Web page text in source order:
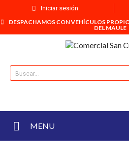
Iniciar sesión
DESPACHAMOS CON VEHÍCULOS
DEL MAULE
MENU